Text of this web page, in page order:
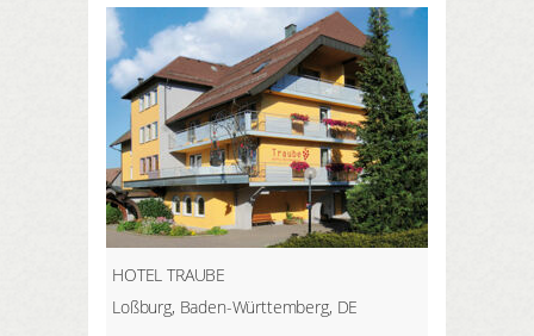
HOTEL TRAUBE
Loßburg, Baden-Württemberg, DE